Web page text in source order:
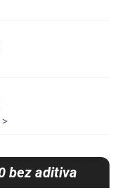
>
bez aditiva